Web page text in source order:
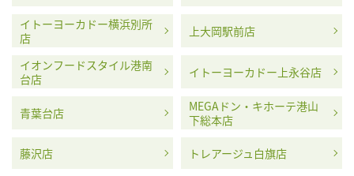
イトーヨーカドー横浜別所
店
上大岡駅前店
イオンフードスタイル港南
台店
イトーヨーカドー上永谷店
青葉台店
MEGAドン・キホーテ港山
下総本店
藤沢店 トレアージュ白旗店